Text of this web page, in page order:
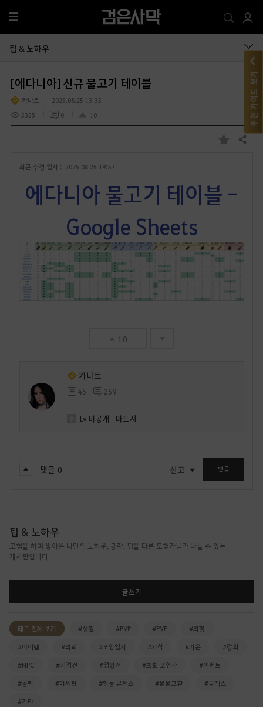
전
체
메
팁 & 노하우
[에다니아] 신규 물고기 테이블
카나트
2025.08.25 13:35
5355
0 10
즐
공유하기
최근 수정 일시 : 2025.08.25 19:57
에다니아 물고기 테이블 -
Google Sheets
10
카나트
45 259
Lv 비공개 마드사
댓글 0 신고 댓글
팁 & 노하우
모험을 하며 쌓아온 나만의 노하우, 공략, 팁을 다른 모험가님과 나눌 수 있는
게시판입니다.
글쓰기
태그 전체 보기 #생활 #PVP #PVE #외형
#아이템 #의뢰 #모험일지 #지식 #기운 #강화
#NPC #거점전 #점령전 #초보 모험가 #이벤트
#공략 #미세팁 #협동 콘텐츠 #물물교환 #클래스
#기타
추천 가이드 보기